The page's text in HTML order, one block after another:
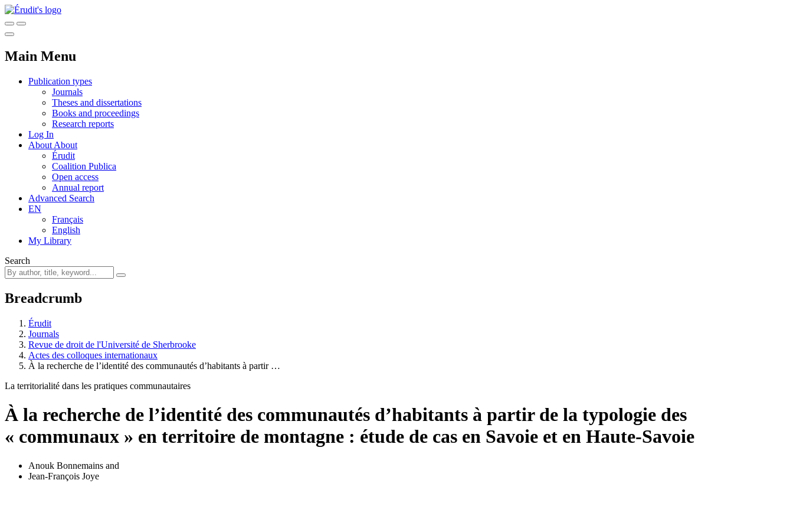
Main Menu
Publication types
Journals
Theses and dissertations
Books and proceedings
Research reports
Log In
About About
Érudit
Coalition Publica
Open access
Annual report
Advanced Search
EN
Français
English
My Library
Search
Breadcrumb
Érudit
Journals
Revue de droit de l'Université de Sherbrooke
Actes des colloques internationaux
À la recherche de l’identité des communautés d’habitants à partir …
La territorialité dans les pratiques communautaires
À la recherche de l’identité des communautés d’habitants à partir de la typologie des
« communaux » en territoire de montagne : étude de cas en Savoie et en Haute-Savoie
Anouk Bonnemains and
Jean-François Joye